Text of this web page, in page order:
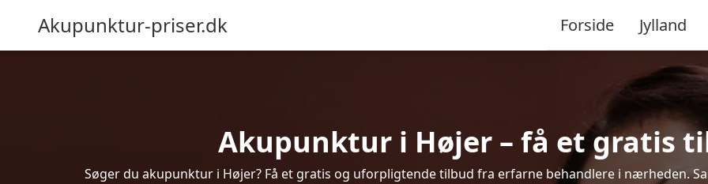
Akupunktur-priser.dk Forside Jylland
Akupunktur i Højer – få et gratis
Søger du akupunktur i Højer? Få et gratis og uforpligtende tilbud fra erfarne behandlere i nærheden.